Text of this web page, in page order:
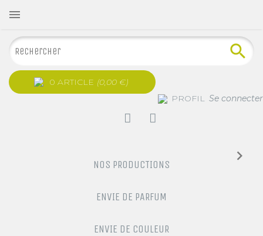
PROFIL Se connecter
0 ARTICLE (0,00 €)

NOS PRODUCTIONS
ENVIE DE PARFUM
ENVIE DE COULEUR